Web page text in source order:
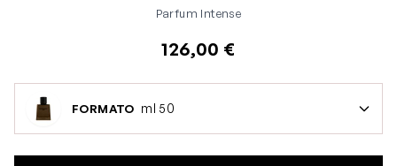
Parfum Intense
126,00 €
FORMATO ml 50